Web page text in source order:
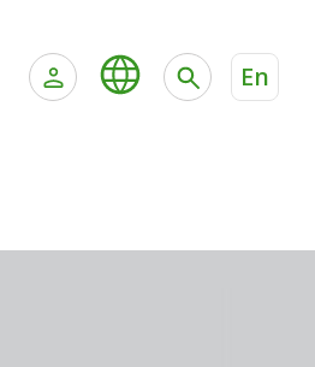
En